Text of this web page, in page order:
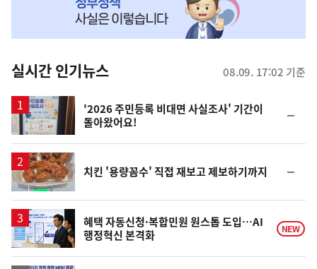
뉴
스
실시간 인기뉴스 08.09. 17:02 기준
'2026 주민등록 비대면 사실조사' 기간이
돌아왔어요!
일
치킨 '용량꼼수' 직접 재보고 제보하기까지
일
혜택 자동신청·복합민원 원스톱 도입…AI
행정혁신 본격화
NEW